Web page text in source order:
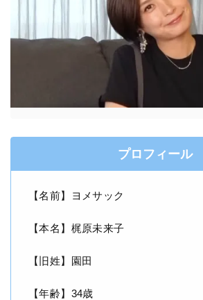
プロフィール
【名前】ヨメサック
【本名】梶原未来子
【旧姓】園田
【年齢】34歳